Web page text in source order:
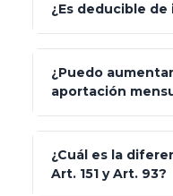
GNP
¿Es deducible
¿Puedo
aportación
¿Cuál es la
Art. 151 y Art. 93?